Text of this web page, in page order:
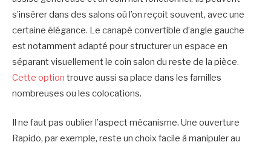
s’insérer dans des salons où l’on reçoit souvent, avec une
certaine élégance. Le canapé convertible d’angle gauche
est notamment adapté pour structurer un espace en
séparant visuellement le coin salon du reste de la pièce.
Cette option trouve aussi sa place dans les familles
nombreuses ou les colocations.
Il ne faut pas oublier l’aspect mécanisme. Une ouverture
Rapido, par exemple, reste un choix facile à manipuler au